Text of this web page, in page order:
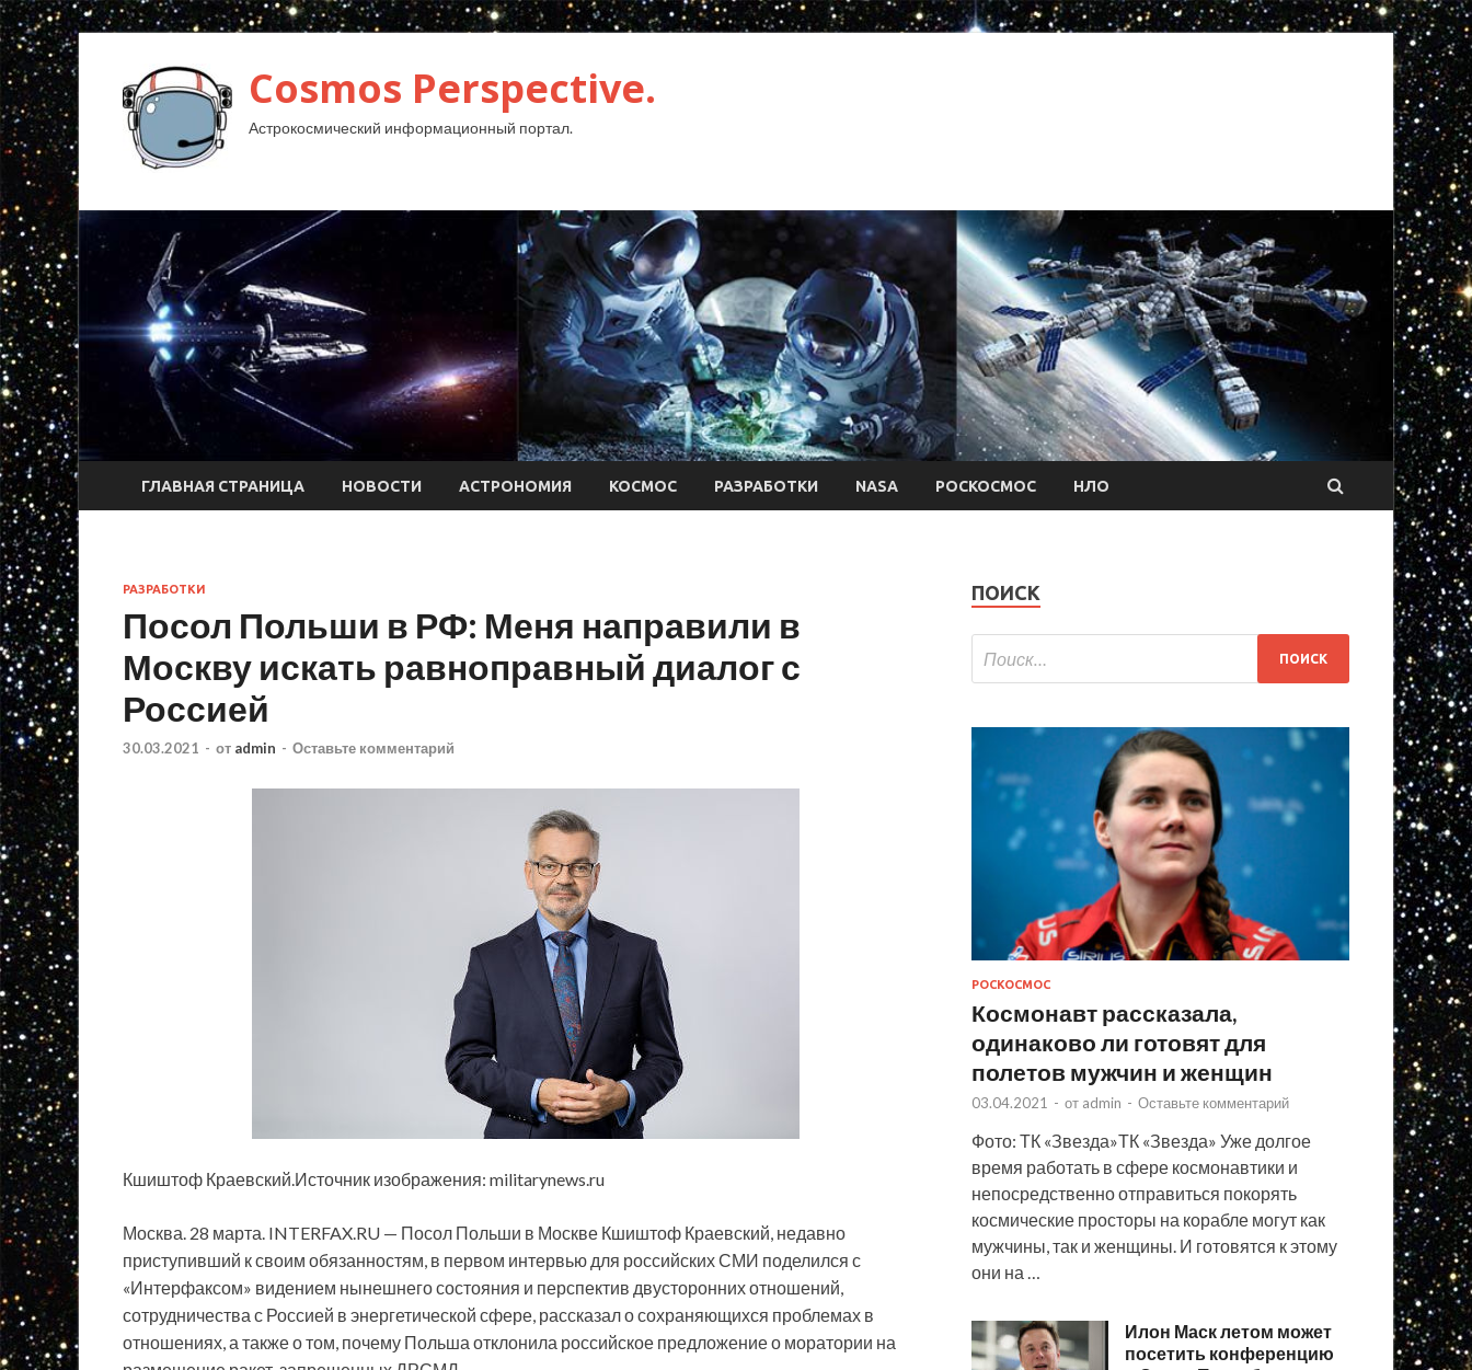
Cosmos Perspective.
Астрокосмический информационный портал.
ГЛАВНАЯ СТРАНИЦА НОВОСТИ АСТРОНОМИЯ КОСМОС РАЗРАБОТКИ NASA РОСКОСМОС НЛО
РАЗРАБОТКИ
Посол Польши в РФ: Меня направили в
Москву искать равноправный диалог с
Россией
30.03.2021 - от admin - Оставьте комментарий
Кшиштоф Краевский.Источник изображения: militarynews.ru
Москва. 28 марта. INTERFAX.RU — Посол Польши в Москве Кшиштоф Краевский, недавно
приступивший к своим обязанностям, в первом интервью для российских СМИ поделился с
«Интерфаксом» видением нынешнего состояния и перспектив двусторонних отношений,
сотрудничества с Россией в энергетической сфере, рассказал о сохраняющихся проблемах в
отношениях, а также о том, почему Польша отклонила российское предложение о моратории на
ПОИСК
РОСКОСМОС
Космонавт рассказала,
одинаково ли готовят для
полетов мужчин и женщин
03.04.2021 - от admin - Оставьте комментарий
Фото: ТК «Звезда»ТК «Звезда» Уже долгое
время работать в сфере космонавтики и
непосредственно отправиться покорять
космические просторы на корабле могут как
мужчины, так и женщины. И готовятся к этому
они на …
Илон Маск летом может
посетить конференцию